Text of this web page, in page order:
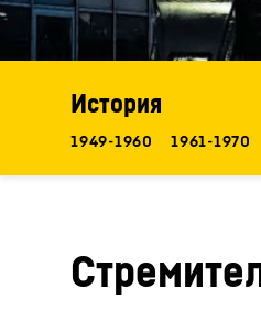
Подробнее о
История
1949-1960 1961-1970